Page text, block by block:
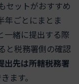
セットがおすすめ
年ごとにまとま
一緒に提出する際
と税務署側の確認
出先は所轄税務署
ます。